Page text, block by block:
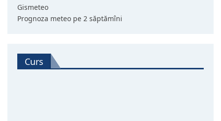
Gismeteo
Prognoza meteo pe 2 săptămîni
Curs